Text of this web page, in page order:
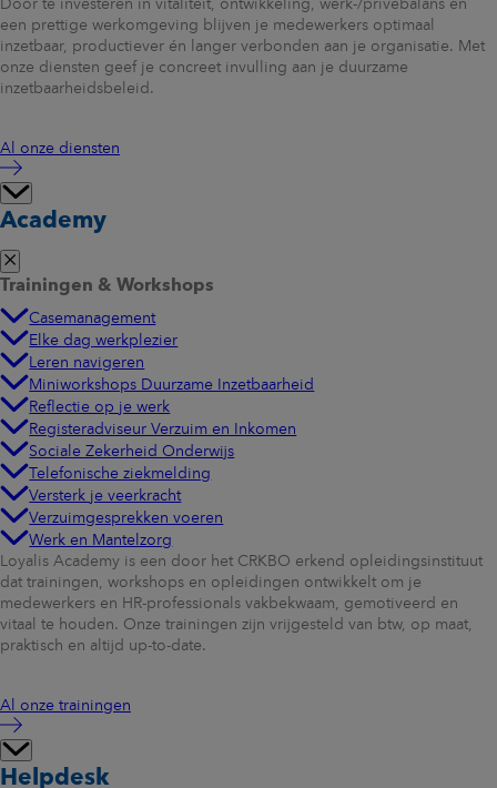
Door te investeren in vitaliteit, ontwikkeling, werk-/privébalans en
een prettige werkomgeving blijven je medewerkers optimaal
inzetbaar, productiever én langer verbonden aan je organisatie. Met
onze diensten geef je concreet invulling aan je duurzame
inzetbaarheidsbeleid.
Al onze diensten
Academy
Trainingen & Workshops
Casemanagement
Elke dag werkplezier
Leren navigeren
Miniworkshops Duurzame Inzetbaarheid
Reflectie op je werk
Registeradviseur Verzuim en Inkomen
Sociale Zekerheid Onderwijs
Telefonische ziekmelding
Versterk je veerkracht
Verzuimgesprekken voeren
Werk en Mantelzorg
Loyalis Academy is een door het CRKBO erkend opleidingsinstituut
dat trainingen, workshops en opleidingen ontwikkelt om je
medewerkers en HR-professionals vakbekwaam, gemotiveerd en
vitaal te houden. Onze trainingen zijn vrijgesteld van btw, op maat,
praktisch en altijd up-to-date.
Al onze trainingen
Helpdesk